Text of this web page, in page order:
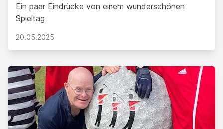
Ein paar Eindrücke von einem wunderschönen
Spieltag
20.05.2025